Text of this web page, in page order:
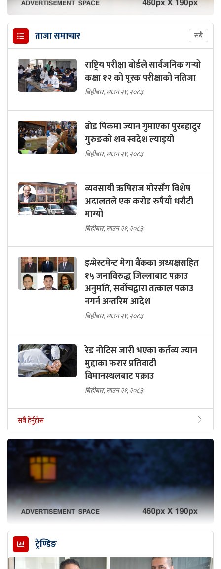
ताजा समाचार सबै
राष्ट्रिय परीक्षा बोर्डले सार्वजनिक गर्‍यो
कक्षा १२ को पूरक परीक्षाको नतिजा
बिहीबार, साउन २१, २०८३
ब्रोड पिकमा ज्यान गुमाएका पुरबहादुर
गुरुङको शव स्वदेश ल्याइयो
बिहीबार, साउन २१, २०८३
व्यवसायी ऋषिराज मोरसँग विशेष
अदालतले एक करोड रुपैयाँ धरौटी
माग्यो
बिहीबार, साउन २१, २०८३
इन्भेस्टमेन्ट मेगा बैंकका अध्यक्षसहित
१५ जनाविरुद्ध जिल्लाबाट पक्राउ
अनुमति, सर्वोचद्वारा तत्काल पक्राउ
नगर्न अन्तरिम आदेश
बिहीबार, साउन २१, २०८३
रेड नोटिस जारी भएका कर्तव्य ज्यान
मुद्दाका फरार प्रतिवादी
विमानस्थलबाट पक्राउ
बिहीबार, साउन २१, २०८३
सबै हेर्नुहोस
ट्रेण्डिङ